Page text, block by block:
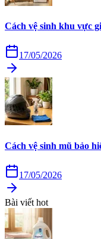
Cách vệ sinh khu vực
17/05/2026
Cách vệ sinh mũ bảo
17/05/2026
Bài viết hot